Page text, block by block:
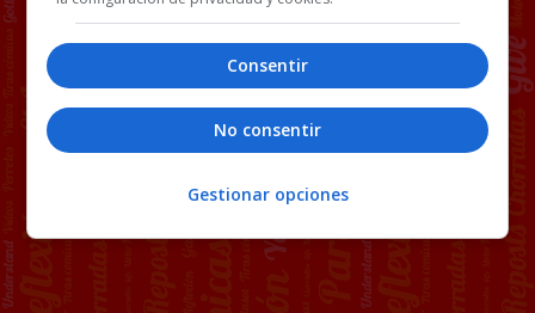
Consentir
No consentir
Gestionar opciones